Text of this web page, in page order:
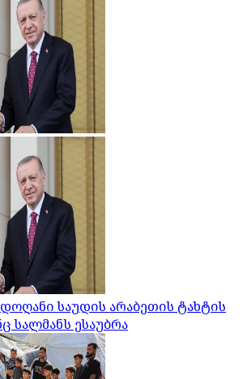
საუდის არაბეთის ტახტის
სალმანს ესაუბრა